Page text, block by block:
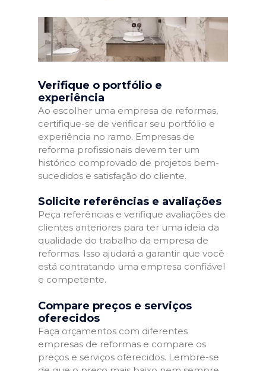
Verifique o portfólio e
experiência
Ao escolher uma empresa de reformas,
certifique-se de verificar seu portfólio e
experiência no ramo. Empresas de
reforma profissionais devem ter um
histórico comprovado de projetos bem-
sucedidos e satisfação do cliente.
Solicite referências e avaliações
Peça referências e verifique avaliações de
clientes anteriores para ter uma ideia da
qualidade do trabalho da empresa de
reformas. Isso ajudará a garantir que você
está contratando uma empresa confiável
e competente.
Compare preços e serviços
oferecidos
Faça orçamentos com diferentes
empresas de reformas e compare os
preços e serviços oferecidos. Lembre-se